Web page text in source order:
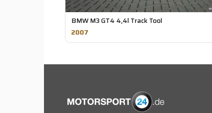
BMW M3 GT4 4,4l Track Tool
2007